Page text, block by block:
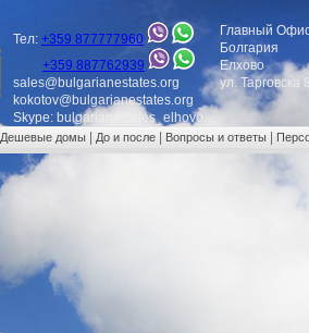
Тел: +359 877777960
+359 887762939
sales@bulgarianestates.org
kokotov@bulgarianestates.org
Skype: bulgarianestates_elhovo
Главный
Болгария
Елхово
ул. Тарговска
Дешевые домы До и после Вопросы и ответы